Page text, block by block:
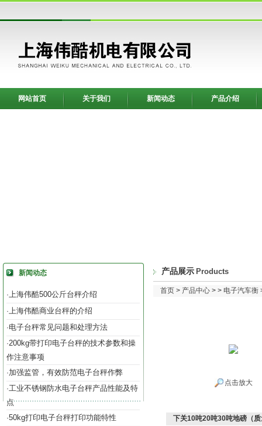
网站首页 关于我们 新闻动态 产品介绍
新闻动态
·上海伟酷500公斤台秤介绍
·上海伟酷商业台秤的介绍
·电子台秤常见问题和处理方法
·200kg带打印电子台秤的技术参数和操
作注意事项
·加强监管，有效防范电子台秤作弊
·工业不锈钢防水电子台秤产品性能及特
点
·50kg打印电子台秤打印功能特性
产品展示 Products
首页 > 产品中心 > > 电子汽车衡
点击放大
下关10吨20吨30吨地磅（